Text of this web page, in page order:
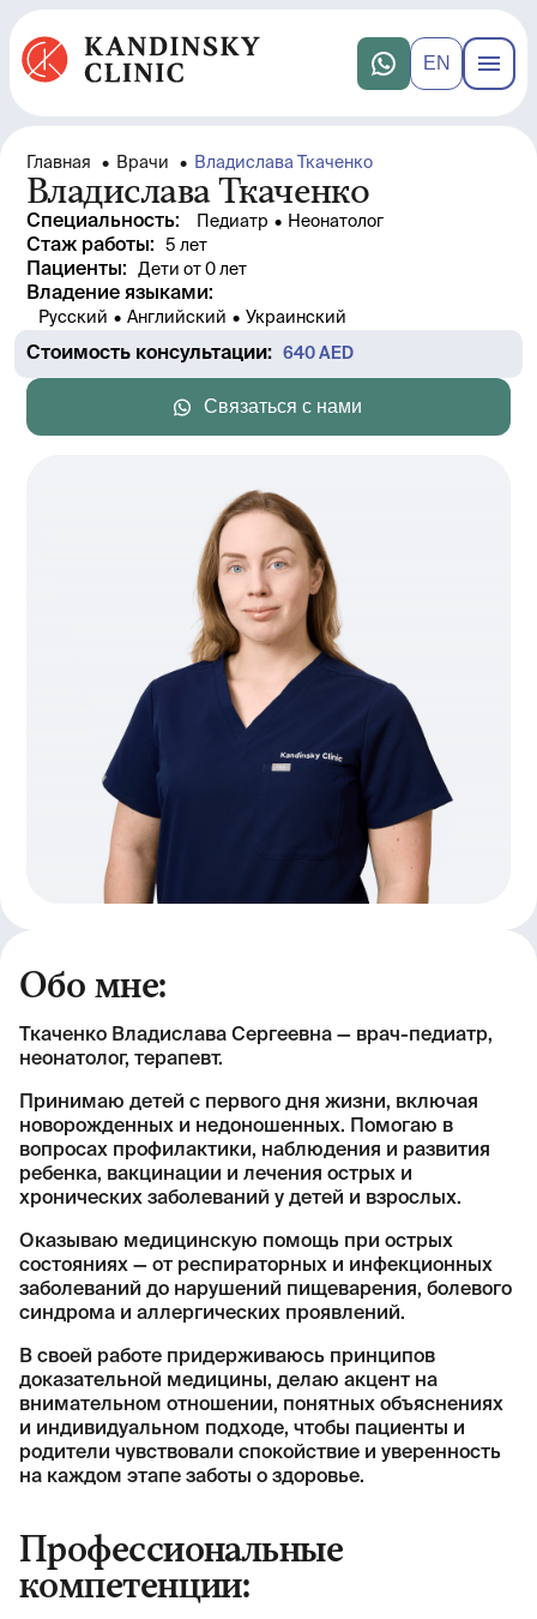
EN
Главная • Врачи • Владислава Ткаченко
Владислава Ткаченко
Специальность: Педиатр • Неонатолог
Стаж работы: 5 лет
Пациенты: Дети от 0 лет
Владение языками:
Русский • Английский • Украинский
Стоимость консультации: 640 AED
Связаться с нами
Обо мне:
Ткаченко Владислава Сергеевна — врач-педиатр,
неонатолог, терапевт.
Принимаю детей с первого дня жизни, включая
новорожденных и недоношенных. Помогаю в
вопросах профилактики, наблюдения и развития
ребенка, вакцинации и лечения острых и
хронических заболеваний у детей и взрослых.
Оказываю медицинскую помощь при острых
состояниях — от респираторных и инфекционных
заболеваний до нарушений пищеварения, болевого
синдрома и аллергических проявлений.
В своей работе придерживаюсь принципов
доказательной медицины, делаю акцент на
внимательном отношении, понятных объяснениях
и индивидуальном подходе, чтобы пациенты и
родители чувствовали спокойствие и уверенность
на каждом этапе заботы о здоровье.
Профессиональные
компетенции: